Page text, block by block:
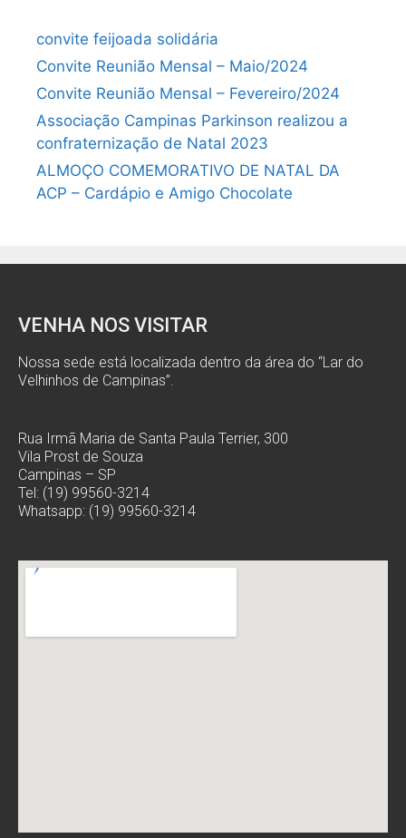
convite feijoada solidária
Convite Reunião Mensal – Maio/2024
Convite Reunião Mensal – Fevereiro/2024
Associação Campinas Parkinson realizou a
confraternização de Natal 2023
ALMOÇO COMEMORATIVO DE NATAL DA
ACP – Cardápio e Amigo Chocolate
VENHA NOS VISITAR
Nossa sede está localizada dentro da área do “Lar do
Velhinhos de Campinas”.
Rua Irmã Maria de Santa Paula Terrier, 300
Vila Prost de Souza
Campinas – SP
Tel: (19) 99560-3214
Whatsapp: (19) 99560-3214